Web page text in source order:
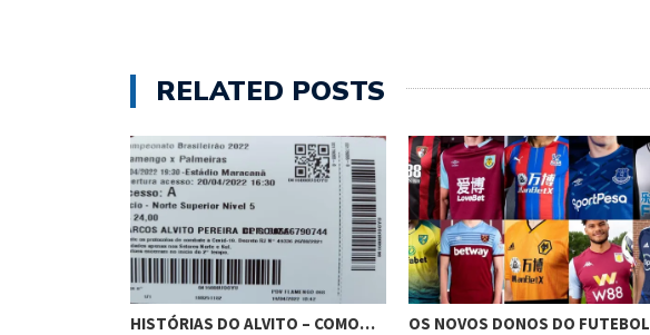
RELATED POSTS
HISTÓRIAS DO ALVITO – COMO… OS NOVOS DONOS DO FUTEBOL